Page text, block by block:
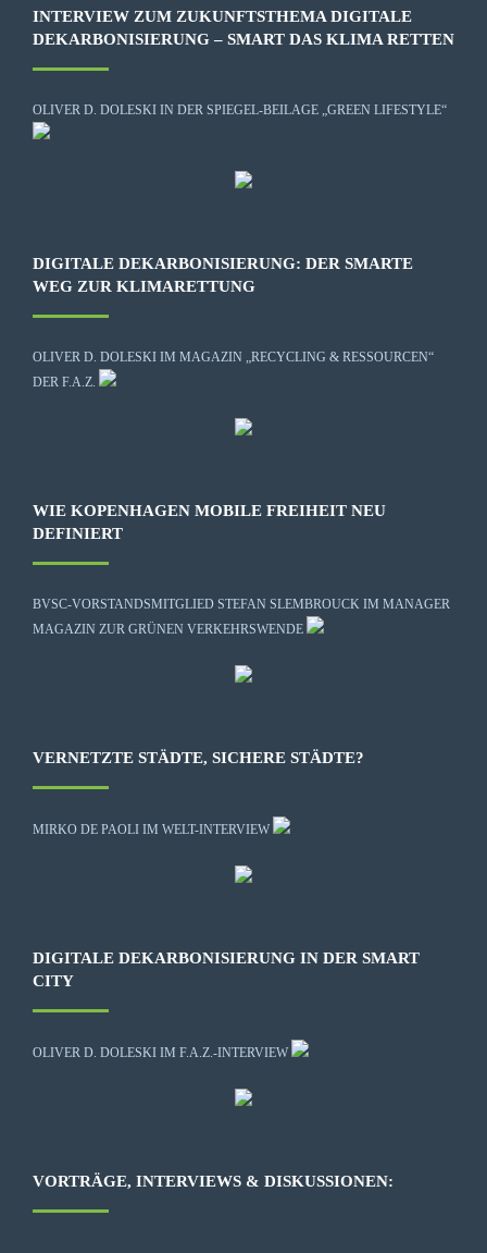
INTERVIEW ZUM ZUKUNFTSTHEMA DIGITALE
DEKARBONISIERUNG – SMART DAS KLIMA RETTEN
OLIVER D. DOLESKI IN DER SPIEGEL-BEILAGE „GREEN LIFESTYLE“
DIGITALE DEKARBONISIERUNG: DER SMARTE
WEG ZUR KLIMARETTUNG
OLIVER D. DOLESKI IM MAGAZIN „RECYCLING & RESSOURCEN“
DER F.A.Z.
WIE KOPENHAGEN MOBILE FREIHEIT NEU
DEFINIERT
BVSC-VORSTANDSMITGLIED STEFAN SLEMBROUCK IM MANAGER
MAGAZIN ZUR GRÜNEN VERKEHRSWENDE
VERNETZTE STÄDTE, SICHERE STÄDTE?
MIRKO DE PAOLI IM WELT-INTERVIEW
DIGITALE DEKARBONISIERUNG IN DER SMART
CITY
OLIVER D. DOLESKI IM F.A.Z.-INTERVIEW
VORTRÄGE, INTERVIEWS & DISKUSSIONEN: